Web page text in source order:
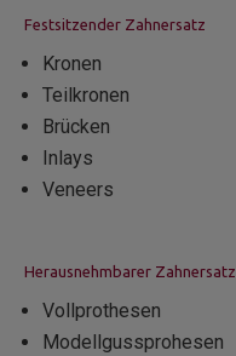
Festsitzender Zahnersatz
Kronen
Teilkronen
Brücken
Inlays
Veneers
Herausnehmbarer Zahnersatz
Vollprothesen
Modellgussprohesen